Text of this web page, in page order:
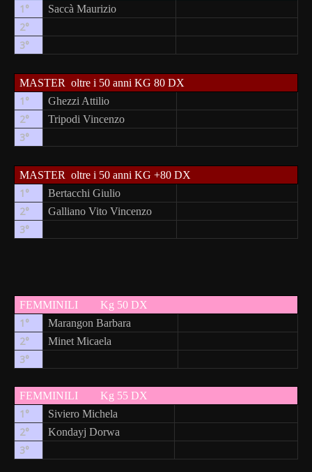
1° Saccà Maurizio
2°
3°
MASTER oltre i 50 anni KG 80 DX
1° Ghezzi Attilio
2° Tripodi Vincenzo
3°
MASTER oltre i 50 anni KG +80 DX
1° Bertacchi Giulio
2° Galliano Vito Vincenzo
3°
FEMMINILI Kg 50 DX
1° Marangon Barbara
2° Minet Micaela
3°
FEMMINILI Kg 55 DX
1° Siviero Michela
2° Kondayj Dorwa
3°